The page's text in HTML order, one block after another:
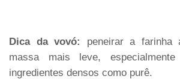
Dica da vovó:
peneirar a farinha
massa mais leve,
ingredientes densos como purê.